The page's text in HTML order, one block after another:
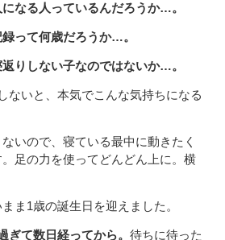
なる人っているんだろうか…。
って何歳だろうか…。
りしない子なのではないか…。
ないと、本気でこんな気持ちになる
いので、寝ている最中に動きたく
足の力を使ってどんどん上に。横
ま1歳の誕生日を迎えました。
ぎて数日経ってから。待ちに待った